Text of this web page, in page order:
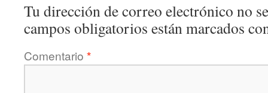
Tu dirección de correo electrónico no
campos obligatorios están marcados
Comentario *